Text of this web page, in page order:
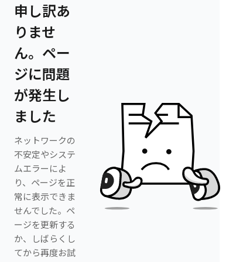
申し訳あ
りませ
ん。ペー
ジに問題
が発生し
ました
ネットワークの
不安定やシステ
ムエラーによ
り、ページを正
常に表示できま
せんでした。ペ
ージを更新する
か、しばらくし
てから再度お試